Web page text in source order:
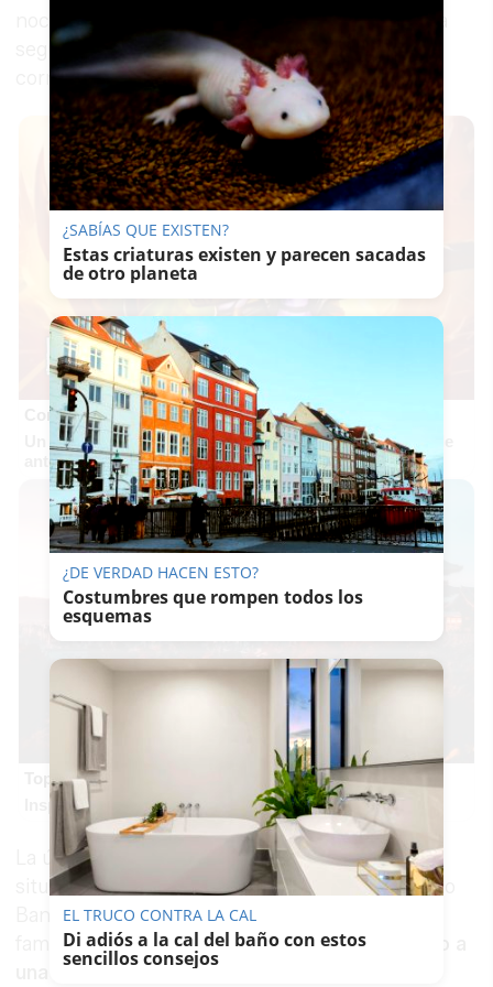
noche anterior había salido a Puerto Banús para
seguir el partido entre Noruega y Brasil
correspondiente al Mundial.
Corepunk MMORPG
Un verdadero MMORPG de la vieja escuela ¡Cómo los de
antes, pero mejor!
Top 2026: destinos clave
Inspírate y elige tu próximo destino para 2026
La última ubicación conocida de la menor la
situaba en la discoteca Funky Buddha, en Puerto
Banús. Según la información difundida por su
familia, Nikoline se encontrabaen el local junto a
una amiga y varios jóvenes a los que habían
¿SABÍAS QUE EXISTEN?
Estas criaturas existen y parecen sacadas
de otro planeta
¿DE VERDAD HACEN ESTO?
Costumbres que rompen todos los
esquemas
EL TRUCO CONTRA LA CAL
Di adiós a la cal del baño con estos
sencillos consejos